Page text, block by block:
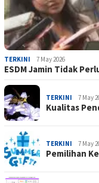
TERKINI 7 May 2026
ESDM Jamin Tidak
TERKINI 7 May
Kualitas
TERKINI 7 May
Pemilihan